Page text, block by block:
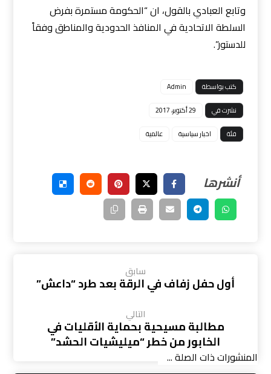
وتابع العبادي بالقول، ان “الحكومة مستمرة بفرض
السلطة الاتحادية في المنافذ الحدودية والمناطق وفقاً
للدستور”.
كتب بواسطة
Admin
نشرت في
29 أكتوبر، 2017
فئة
اخبار سياسية عالمية
سابق
أول حفل زفاف في الرقة بعد طرد “داعش”
التالي
مطالبة مسيحية بحماية الأقليات في
الخابور من خطر “ميليشيات الحشد”
المنشورات ذات الصلة ...